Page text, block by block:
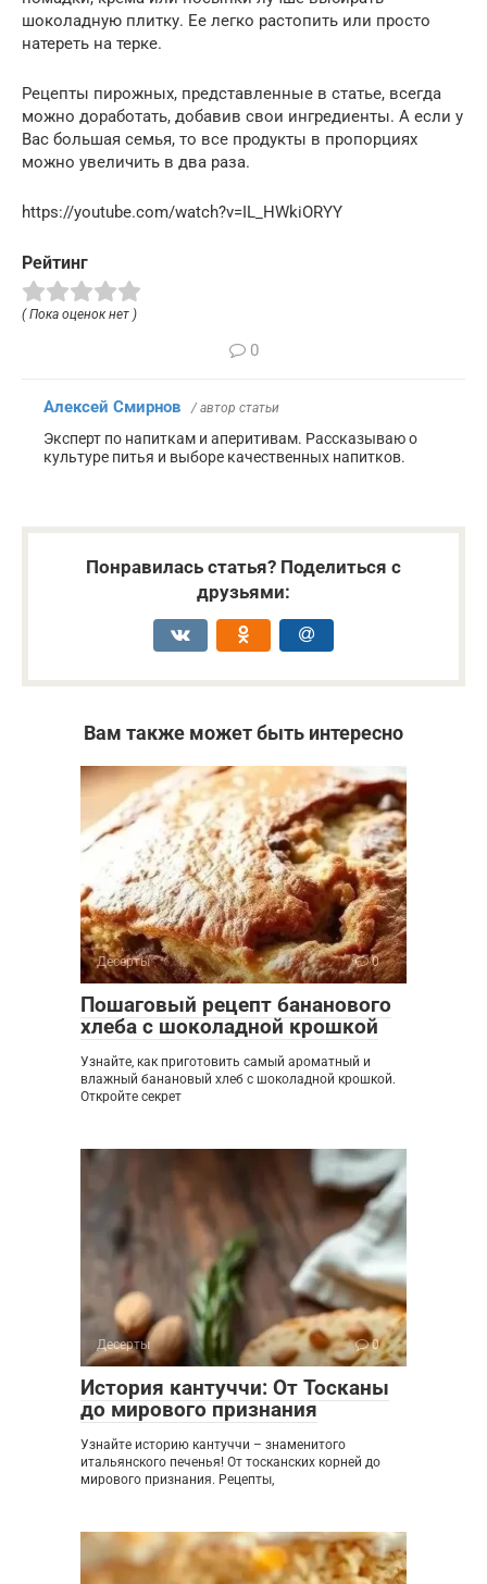
шоколадную плитку. Ее легко растопить или просто
натереть на терке.
Рецепты пирожных, представленные в статье, всегда
можно доработать, добавив свои ингредиенты. А если у
Вас большая семья, то все продукты в пропорциях
можно увеличить в два раза.
https://youtube.com/watch?v=IL_HWkiORYY
Рейтинг
( Пока оценок нет )
0
Алексей Смирнов / автор статьи
Эксперт по напиткам и аперитивам. Рассказываю о
культуре питья и выборе качественных напитков.
Понравилась статья? Поделиться с
друзьями:
Вам также может быть интересно
Десерты 0
Пошаговый рецепт бананового
хлеба с шоколадной крошкой
Узнайте, как приготовить самый ароматный и
влажный банановый хлеб с шоколадной крошкой.
Откройте секрет
Десерты 0
История кантуччи: От Тосканы
до мирового признания
Узнайте историю кантуччи – знаменитого
итальянского печенья! От тосканских корней до
мирового признания. Рецепты,